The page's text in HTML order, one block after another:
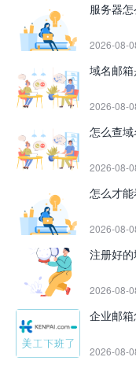
服务器
2026-08-
域名邮
2026-08-
怎么查
2026-08-
怎么才
2026-08-
注册好
2026-08-
企业邮
2026-08-